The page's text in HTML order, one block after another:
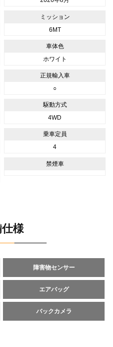
ミッション
6MT
車体色
ホワイト
正規輸入車
○
駆動方式
4WD
乗車定員
4
禁煙車
様
障害物センサー
エアバッグ
バックカメラ